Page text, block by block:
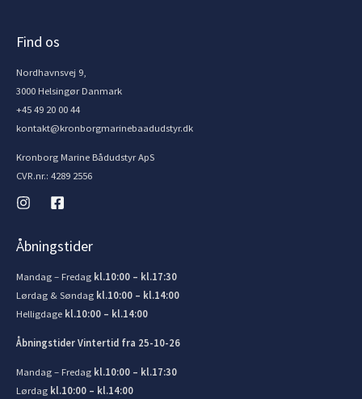
Find os
Nordhavnsvej 9,
3000 Helsingør Danmark
+45 49 20 00 44
kontakt@kronborgmarinebaadudstyr.dk
Kronborg Marine Bådudstyr ApS
CVR.nr.: 4289 2556
Åbningstider
Mandag – Fredag kl.10:00 – kl.17:30
Lørdag & Søndag kl.10:00 – kl.14:00
Helligdage kl.10:00 – kl.14:00
Åbningstider Vintertid fra 25-10-26
Mandag – Fredag kl.10:00 – kl.17:30
Lørdag kl.10:00 – kl.14:00